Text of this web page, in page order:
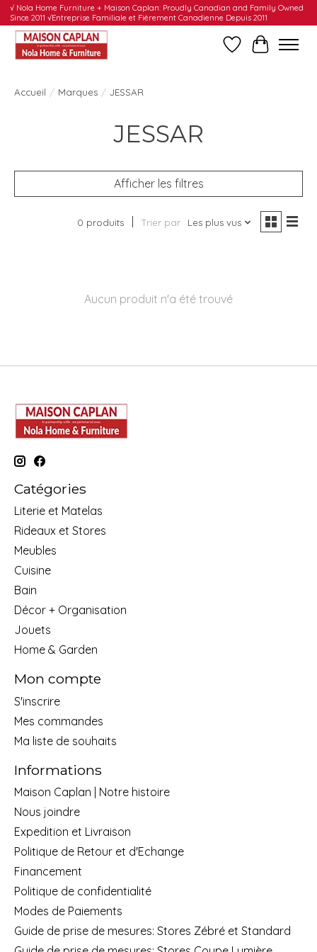
√ Nola Home Furniture + Maison Caplan: Proudly Canadian and Family Owned
Since 2011 √Entreprise Familiale et Fièrement Canadienne Depuis 2011
Liste dePanier
Accueil / Marques / JESSAR
JESSAR
Afficher les filtres
0 produits Trier par Les plus vus
Aucun produit n'a été trouvé
Catégories
Literie et Matelas
Rideaux et Stores
Meubles
Cuisine
Bain
Décor + Organisation
Jouets
Home & Garden
Mon compte
S'inscrire
Mes commandes
Ma liste de souhaits
Informations
Maison Caplan | Notre histoire
Nous joindre
Expedition et Livraison
Politique de Retour et d'Echange
Financement
Politique de confidentialité
Modes de Paiements
Guide de prise de mesures: Stores Zébré et Standard